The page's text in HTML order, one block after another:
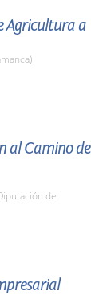
Agricultura a
al Camino de
de